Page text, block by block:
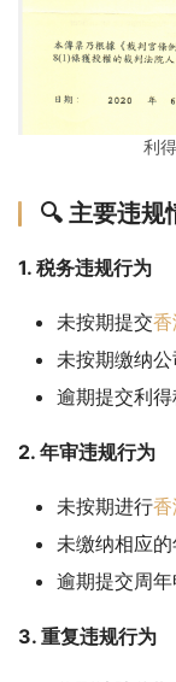
利
🔍 主要违规
1. 税务违规行为
未按期提交
未按期缴纳
逾期提交利
2. 年审违规行为
未按期进行
未缴纳相应
逾期提交周
3. 重复违规行为